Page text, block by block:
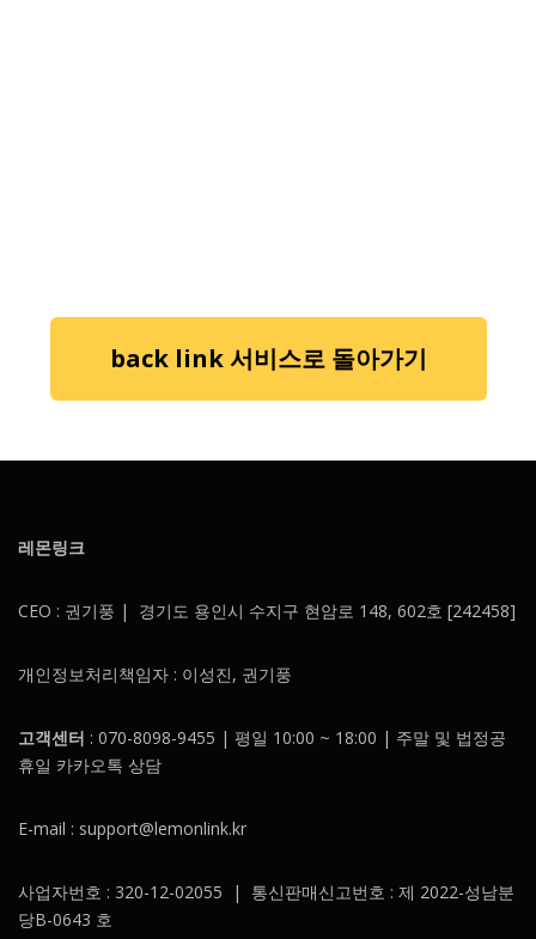
back link 서비스로 돌아가기
레몬링크
CEO : 권기풍 | 경기도 용인시 수지구 현암로 148, 602호 [242458]
개인정보처리책임자 : 이성진, 권기풍
고객센터 : 070-8098-9455 | 평일 10:00 ~ 18:00 | 주말 및 법정공
휴일 카카오톡 상담
E-mail : support@lemonlink.kr
사업자번호 : 320-12-02055 | 통신판매신고번호 : 제 2022-성남분
당B-0643 호